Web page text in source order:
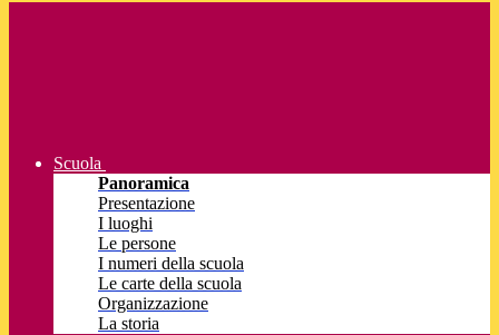
Scuola
Panoramica
Presentazione
I luoghi
Le persone
I numeri della scuola
Le carte della scuola
Organizzazione
La storia